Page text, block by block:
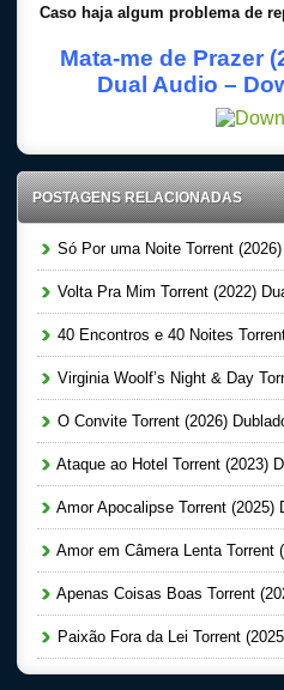
Caso haja algum problema de
Mata-me de Prazer
Dual Audio –
POSTAGENS RELACIONADAS
Só Por uma Noite Torrent
Volta Pra Mim Torrent (2022)
40 Encontros e 40 Noites Torrent
Virginia Woolf’s Night & Day
O Convite Torrent (2026)
Ataque ao Hotel Torrent (2023)
Amor Apocalipse Torrent (2025)
Amor em Câmera Lenta Torrent
Apenas Coisas Boas Torrent
Paixão Fora da Lei Torrent